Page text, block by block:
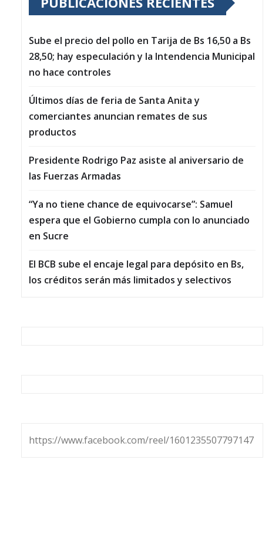
Sube el precio del pollo en Tarija de Bs 16,50 a Bs
28,50; hay especulación y la Intendencia Municipal
no hace controles
Últimos días de feria de Santa Anita y
comerciantes anuncian remates de sus
productos
Presidente Rodrigo Paz asiste al aniversario de
las Fuerzas Armadas
“Ya no tiene chance de equivocarse”: Samuel
espera que el Gobierno cumpla con lo anunciado
en Sucre
El BCB sube el encaje legal para depósito en Bs,
los créditos serán más limitados y selectivos
https://www.facebook.com/reel/1601235507797147